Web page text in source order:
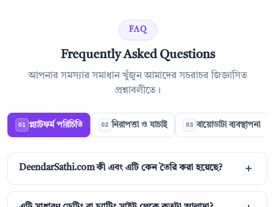
FAQ
Frequently Asked Questions
আপনার সমস্যার সমাধান খুঁজুন আমাদের সচরাচর জিজ্ঞাসিত
প্রশ্নাবলীতে।
01 প্ল্যাটফর্ম পরিচিতি 02 নিরাপত্তা ও যাচাই 03 বায়োডাটা ব্যবস্থাপনা
DeendarSathi.com কী এবং এটি কেন তৈরি করা হয়েছে?